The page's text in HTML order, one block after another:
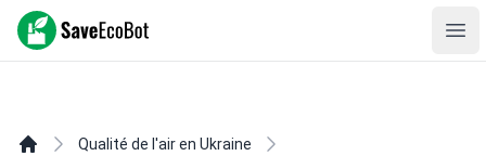
SaveEcoBot
Qualité de l'air en Ukraine